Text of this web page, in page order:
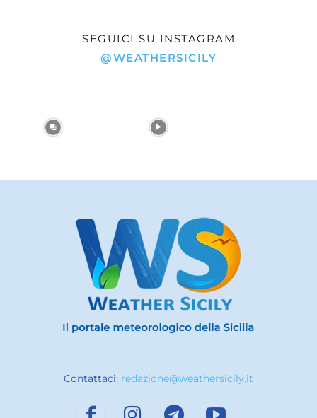
SEGUICI SU INSTAGRAM
@WEATHERSICILY
Contattaci: redazione@weathersicily.it